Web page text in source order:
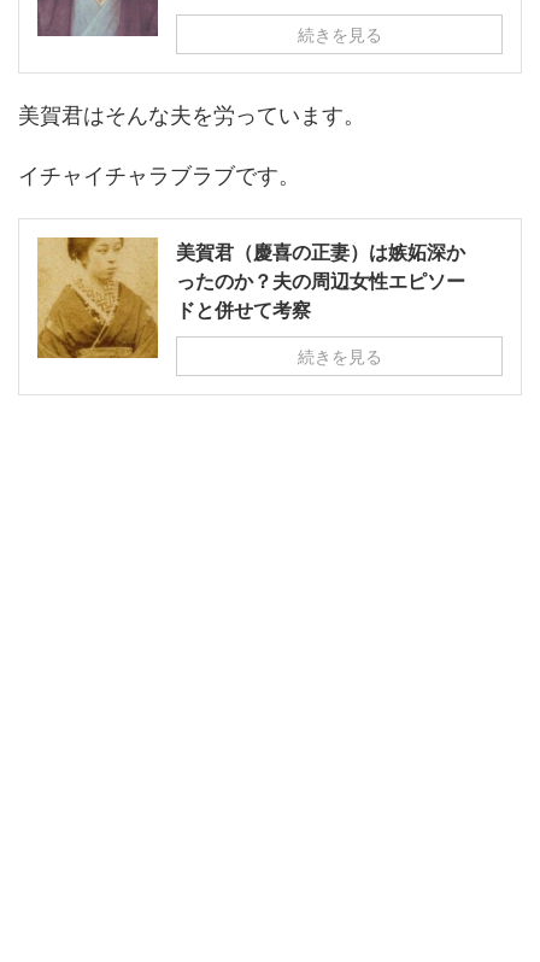
続きを見る
美賀君はそんな夫を労っています。
イチャイチャラブラブです。
美賀君（慶喜の正妻）は嫉妬深か
ったのか？夫の周辺女性エピソー
ドと併せて考察
続きを見る